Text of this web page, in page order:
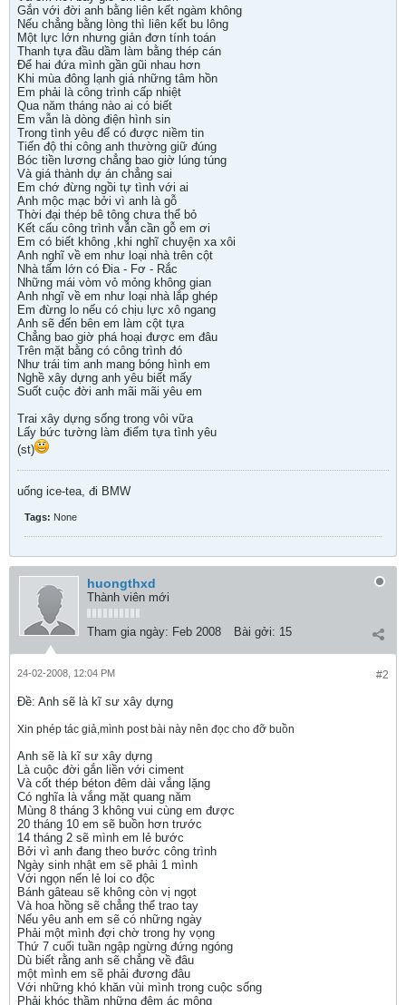
Gắn với đời anh bằng liên kết ngàm không
Nếu chẳng bằng lòng thì liên kết bu lông
Một lực lớn nhưng giản đơn tính toán
Thanh tựa đầu dầm làm bằng thép cán
Để hai đứa mình gần gũi nhau hơn
Khi mùa đông lạnh giá những tâm hồn
Em phải là công trình cấp nhiệt
Qua năm tháng nào ai có biết
Em vẫn là dòng điện hình sin
Trong tình yêu để có được niềm tin
Tiến độ thi công anh thường giữ đúng
Bóc tiền lương chẳng bao giờ lúng túng
Và giá thành dự án chẳng sai
Em chớ đừng ngồi tự tình với ai
Anh mộc mạc bởi vì anh là gỗ
Thời đại thép bê tông chưa thể bỏ
Kết cấu công trình vẫn cần gỗ em ơi
Em có biết không ,khi nghĩ chuyện xa xôi
Anh nghĩ về em như loại nhà trên cột
Nhà tấm lớn có Đia - Fơ - Rắc
Những mái vòm vỏ mỏng không gian
Anh nhgĩ về em như loại nhà lắp ghép
Em đừng lo nếu có chịu lực xô ngang
Anh sẽ đến bên em làm cột tựa
Chẳng bao giờ phá hoại được em đâu
Trên mặt bằng có công trình đó
Như trái tim anh mang bóng hình em
Nghề xây dựng anh yêu biết mấy
Suốt cuộc đời anh mãi mãi yêu em
Trai xây dựng sống trong vôi vữa
Lấy bức tường làm điểm tựa tình yêu
(st)
uống ice-tea, đi BMW
Tags: None
huongthxd
Thành viên mới
Tham gia ngày: Feb 2008 Bài gởi: 15
#2
24-02-2008, 12:04 PM
Ðề: Anh sẽ là kĩ sư xây dựng
Xin phép tác giả,mình post bài này nên đọc cho đỡ buồn
Anh sẽ là kĩ sư xây dựng
Là cuộc đời gắn liền với ciment
Và cốt thép béton đêm dài vắng lặng
Có nghĩa là vắng mặt quang năm
Mùng 8 tháng 3 không vui cùng em được
20 tháng 10 em sẽ buồn hơn trước
14 tháng 2 sẽ mình em lẻ bước
Bởi vì anh đang theo bước công trình
Ngày sinh nhật em sẽ phải 1 mình
Với ngọn nến lẻ loi co độc
Bánh gâteau sẽ không còn vị ngọt
Và hoa hồng sẽ chẳng thể trao tay
Nếu yêu anh em sẽ có những ngày
Phải một mình đợi chờ trong hy vọng
Thứ 7 cuối tuần ngập ngừng đứng ngóng
Dù biết rằng anh sẽ chẳng về đâu
một mình em sẽ phải đương đâu
Với những khó khăn vùi mình trong cuộc sống
Phải khóc thầm những đêm ác mộng